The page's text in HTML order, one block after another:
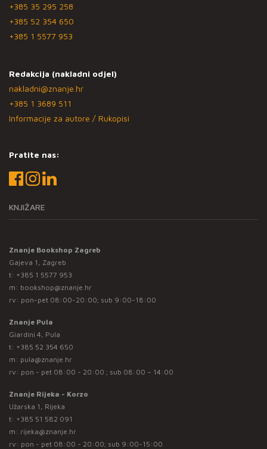
+385 35 295 258
+385 52 354 650
+385 1 5577 953
Redakcija (nakladni odjel)
nakladni@znanje.hr
+385 1 3689 511
Informacije za autore / Rukopisi
Pratite nas:
KNJIŽARE
Znanje Bookshop Zagreb
Gajeva 1, Zagreb
t: +385 1 5577 953
m: bookshop@znanje.hr
rv: pon-pet 08:00-20:00; sub 9:00-18:00
Znanje Pula
Giardini 4, Pula
t: +385 52 354 650
m: pula@znanje.hr
rv: pon - pet 08:00 - 20:00 ; sub 08:00 – 14:00
Znanje Rijeka - Korzo
Užarska 1, Rijeka
t: +385 51 582 091
m: rijeka@znanje.hr
rv: pon - pet 08:00 - 20:00; sub 9:00-15:00